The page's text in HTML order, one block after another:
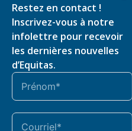
Restez en contact !
Inscrivez-vous à notre
infolettre pour recevoir
les dernières nouvelles
d’Equitas.